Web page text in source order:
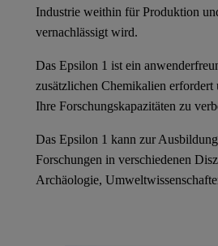
Industrie weithin für Produktion
vernachlässigt wird.
Das Epsilon 1 ist ein
zusätzlichen Chemikalien
Ihre Forschungskapazitäten zu
Das Epsilon 1 kann zur
Forschungen in verschiedenen
Archäologie,